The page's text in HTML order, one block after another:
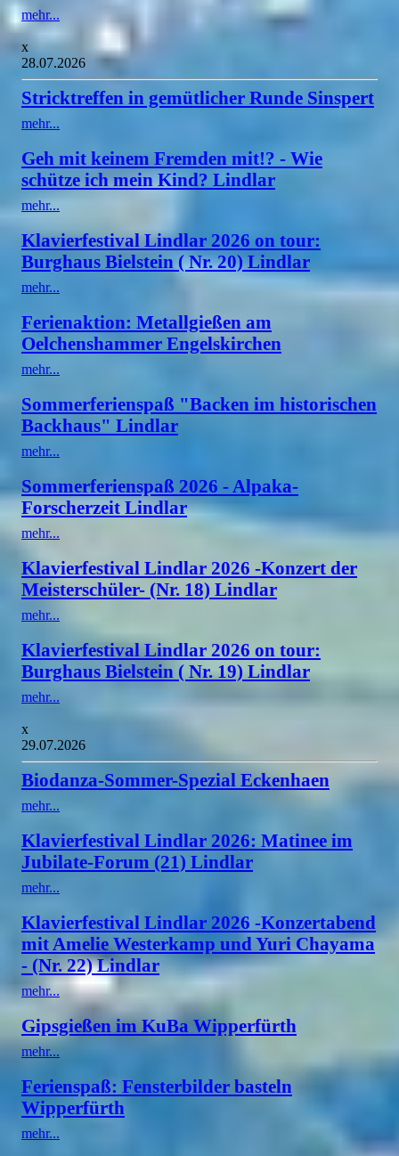
mehr...
x
28.07.2026
Stricktreffen in gemütlicher Runde Sinspert
mehr...
Geh mit keinem Fremden mit!? - Wie
schütze ich mein Kind? Lindlar
mehr...
Klavierfestival Lindlar 2026 on tour:
Burghaus Bielstein ( Nr. 20) Lindlar
mehr...
Ferienaktion: Metallgießen am
Oelchenshammer Engelskirchen
mehr...
Sommerferienspaß "Backen im historischen
Backhaus" Lindlar
mehr...
Sommerferienspaß 2026 - Alpaka-
Forscherzeit Lindlar
mehr...
Klavierfestival Lindlar 2026 -Konzert der
Meisterschüler- (Nr. 18) Lindlar
mehr...
Klavierfestival Lindlar 2026 on tour:
Burghaus Bielstein ( Nr. 19) Lindlar
mehr...
x
29.07.2026
Biodanza-Sommer-Spezial Eckenhaen
mehr...
Klavierfestival Lindlar 2026: Matinee im
Jubilate-Forum (21) Lindlar
mehr...
Klavierfestival Lindlar 2026 -Konzertabend
mit Amelie Westerkamp und Yuri Chayama
- (Nr. 22) Lindlar
mehr...
Gipsgießen im KuBa Wipperfürth
mehr...
Ferienspaß: Fensterbilder basteln
Wipperfürth
mehr...